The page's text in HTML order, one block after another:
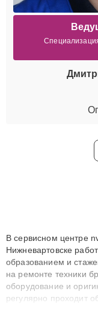
В сервисном центре
Нижневартовске
образованием и
на ремонте техники
оборудование и
регулярно проходит